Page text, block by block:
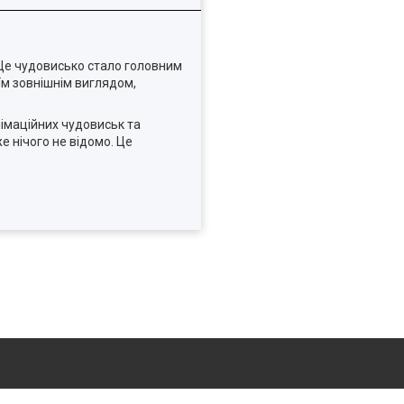
чудовисько стало головним
зовнішнім виглядом,
чудовиськ та
нічого не відомо. Це